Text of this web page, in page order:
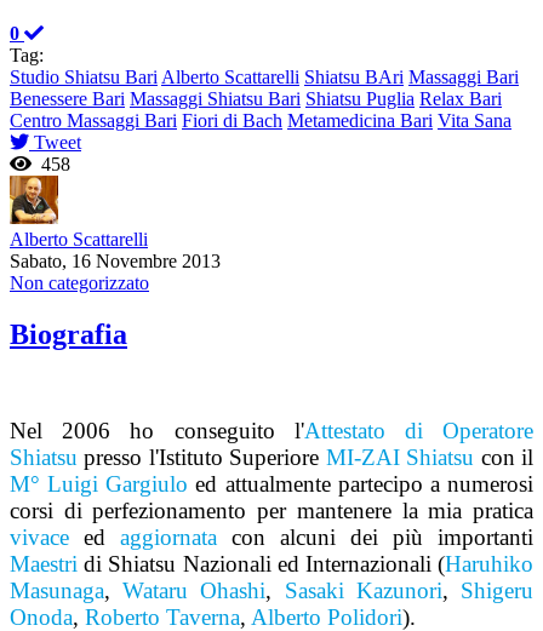
0
Tag:
Studio Shiatsu Bari Alberto Scattarelli Shiatsu BAri Massaggi Bari
Benessere Bari Massaggi Shiatsu Bari Shiatsu Puglia Relax Bari
Centro Massaggi Bari Fiori di Bach Metamedicina Bari Vita Sana
Tweet
458
Alberto Scattarelli
Sabato, 16 Novembre 2013
Non categorizzato
Biografia
Nel 2006 ho conseguito l'Attestato di Operatore
Shiatsu presso l'Istituto Superiore MI-ZAI Shiatsu con il
M° Luigi Gargiulo ed attualmente partecipo a numerosi
corsi di perfezionamento per mantenere la mia pratica
vivace ed aggiornata con alcuni dei più importanti
Maestri di Shiatsu Nazionali ed Internazionali (Haruhiko
Masunaga,Wataru Ohashi, Sasaki Kazunori, Shigeru
Onoda, Roberto Taverna, Alberto Polidori).